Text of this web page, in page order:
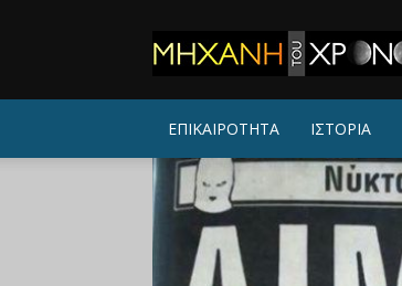
ΤΟΥ
ΧΡΟΝΟΥ
ΕΠΙΚΑΙΡΟΤΗΤΑ ΙΣΤΟΡΙΑ